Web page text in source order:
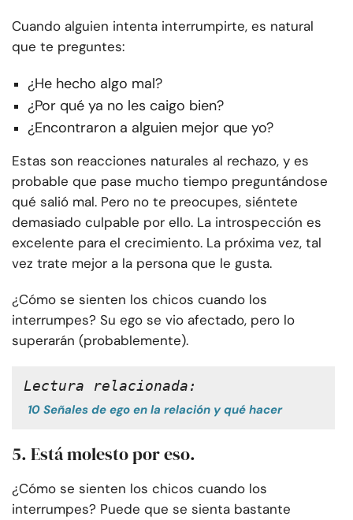
Cuando alguien intenta interrumpirte, es natural
que te preguntes:
¿He hecho algo mal?
¿Por qué ya no les caigo bien?
¿Encontraron a alguien mejor que yo?
Estas son reacciones naturales al rechazo, y es
probable que pase mucho tiempo preguntándose
qué salió mal. Pero no te preocupes, siéntete
demasiado culpable por ello. La introspección es
excelente para el crecimiento. La próxima vez, tal
vez trate mejor a la persona que le gusta.
¿Cómo se sienten los chicos cuando los
interrumpes? Su ego se vio afectado, pero lo
superarán (probablemente).
Lectura relacionada:
10 Señales de ego en la relación y qué hacer
5. Está molesto por eso.
¿Cómo se sienten los chicos cuando los
interrumpes? Puede que se sienta bastante